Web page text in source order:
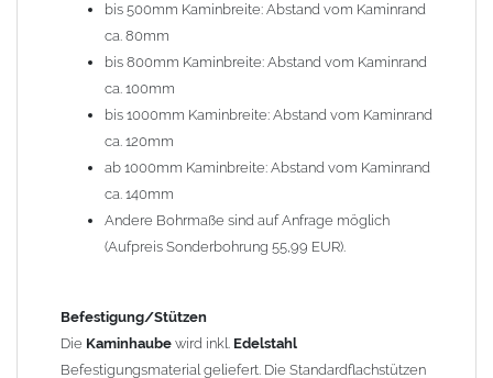
Es stehen insgesamt 20 verschiedene Typen zur Auswahl. Bitte
Auswahlfeldangeben.
Standardhauben siehe Auswahlfeld: 01 Haus,03 Welle
(unser Topseller)
Laube, 13 Schwalbe, 14 Sattel Welle, 15 Welle 90° gedreht,
17 Dach, 18 Plafond 2, 19 S-Line, 20 Pult
Typ 07 (Welle hoch) und 08 (Doppel Welle) haben einen
Aufpreis von 20% (bitte anfragen - Bestellung nicht über
Shop möglich).
Die Typen 02 (Bogen), 06 (Krempe), 09 (Pagode), 10
1,5mm hergestellt (Preis auf Anfrage = ca. 2-3-fache vom
1,5mm Standardpreis)
bis 500mm Kaminbreite: Abstand vom Kaminrand
ca. 80mm
bis 800mm Kaminbreite: Abstand vom Kaminrand
ca. 100mm
bis 1000mm Kaminbreite: Abstand vom Kaminrand
ca. 120mm
ab 1000mm Kaminbreite: Abstand vom Kaminrand
ca. 140mm
Andere Bohrmaße sind auf Anfrage möglich
(Aufpreis Sonderbohrung 55,99 EUR).
Befestigung/Stützen
Die Kaminhaube wird inkl. Edelstahl
Befestigungsmaterial geliefert. Die Standardflachstützen